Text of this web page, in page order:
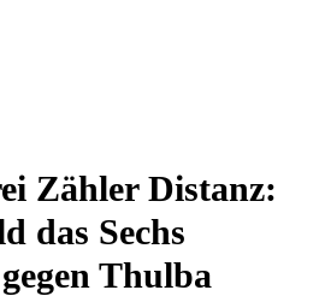
Zähler Distanz:
das Sechs
Thulba